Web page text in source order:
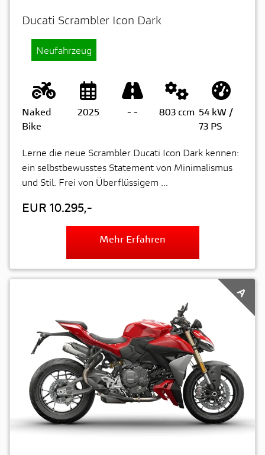
Ducati Scrambler Icon Dark
Neufahrzeug
Naked
Bike
2025 - - 803 ccm 54 kW /
73 PS
Lerne die neue Scrambler Ducati Icon Dark kennen:
ein selbstbewusstes Statement von Minimalismus
und Stil. Frei von Überflüssigem ...
EUR 10.295,-
Mehr Erfahren
A